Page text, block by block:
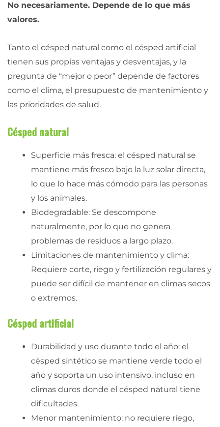
No necesariamente. Depende de lo que más
valores.
Tanto el césped natural como el césped artificial
tienen sus propias ventajas y desventajas, y la
pregunta de “mejor o peor” depende de factores
como el clima, el presupuesto de mantenimiento y
las prioridades de salud.
Césped natural
Superficie más fresca: el césped natural se
mantiene más fresco bajo la luz solar directa,
lo que lo hace más cómodo para las personas
y los animales.
Biodegradable: Se descompone
naturalmente, por lo que no genera
problemas de residuos a largo plazo.
Limitaciones de mantenimiento y clima:
Requiere corte, riego y fertilización regulares y
puede ser difícil de mantener en climas secos
o extremos.
Césped artificial
Durabilidad y uso durante todo el año: el
césped sintético se mantiene verde todo el
año y soporta un uso intensivo, incluso en
climas duros donde el césped natural tiene
dificultades.
Menor mantenimiento: no requiere riego,